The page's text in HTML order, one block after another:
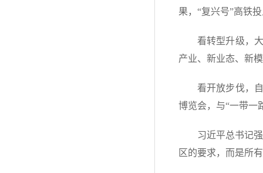
果，“复兴号”高铁
看转型升级，
产业、新业态、新
看开放步伐，
博览会，与“一带一
习近平总书记
区的要求，而是所